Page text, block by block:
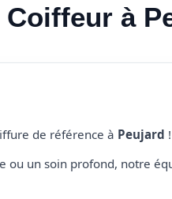
à
de référence à Peujard !
un soin profond, notre